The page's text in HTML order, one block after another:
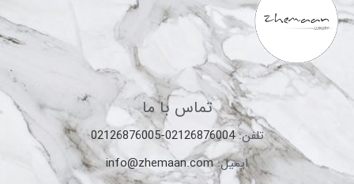
تماس با ما
تلفن:02126876004-02126876005
ایمیل:info@zhemaan.com